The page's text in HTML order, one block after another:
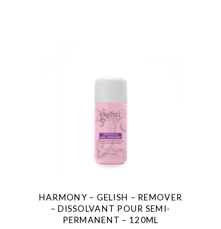
HARMONY – GELISH – REMOVER
– DISSOLVANT POUR SEMI-
PERMANENT – 120ML